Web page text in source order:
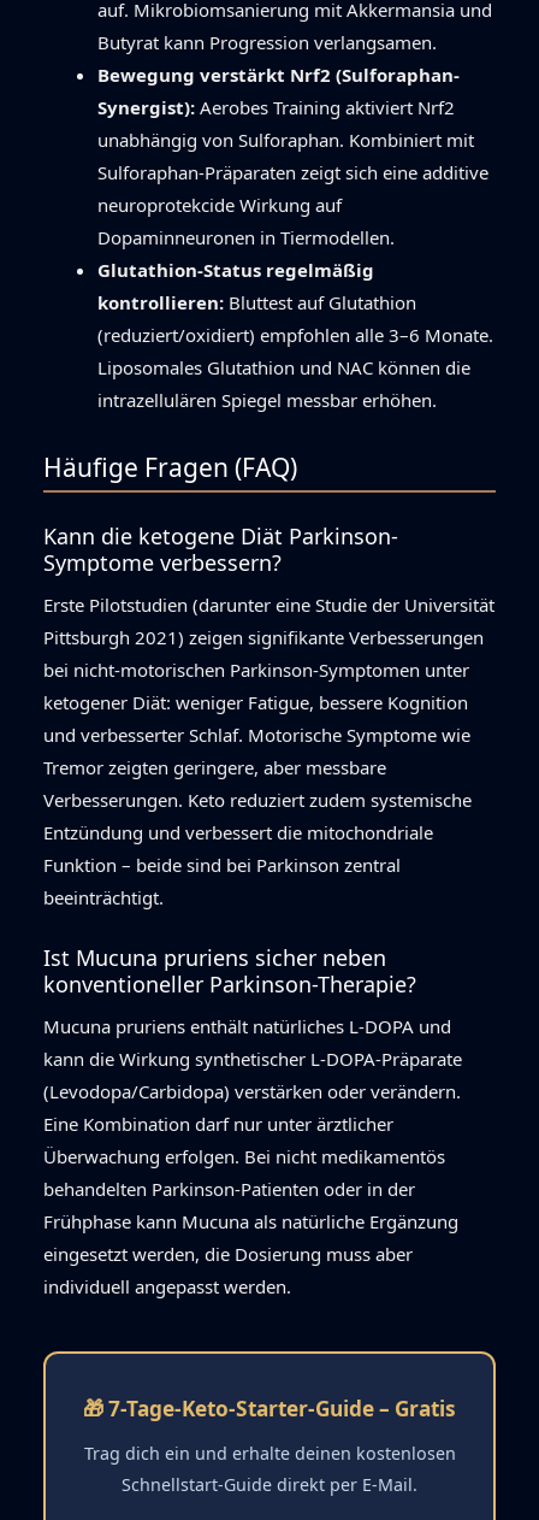
auf. Mikrobiomsanierung mit Akkermansia und
Butyrat kann Progression verlangsamen.
Bewegung verstärkt Nrf2 (Sulforaphan-
Synergist): Aerobes Training aktiviert Nrf2
unabhängig von Sulforaphan. Kombiniert mit
Sulforaphan-Präparaten zeigt sich eine additive
neuroprotekcide Wirkung auf
Dopaminneuronen in Tiermodellen.
Glutathion-Status regelmäßig
kontrollieren: Bluttest auf Glutathion
(reduziert/oxidiert) empfohlen alle 3–6 Monate.
Liposomales Glutathion und NAC können die
intrazellulären Spiegel messbar erhöhen.
Häufige Fragen (FAQ)
Kann die ketogene Diät Parkinson-
Symptome verbessern?
Erste Pilotstudien (darunter eine Studie der Universität
Pittsburgh 2021) zeigen signifikante Verbesserungen
bei nicht-motorischen Parkinson-Symptomen unter
ketogener Diät: weniger Fatigue, bessere Kognition
und verbesserter Schlaf. Motorische Symptome wie
Tremor zeigten geringere, aber messbare
Verbesserungen. Keto reduziert zudem systemische
Entzündung und verbessert die mitochondriale
Funktion – beide sind bei Parkinson zentral
beeinträchtigt.
Ist Mucuna pruriens sicher neben
konventioneller Parkinson-Therapie?
Mucuna pruriens enthält natürliches L-DOPA und
kann die Wirkung synthetischer L-DOPA-Präparate
(Levodopa/Carbidopa) verstärken oder verändern.
Eine Kombination darf nur unter ärztlicher
Überwachung erfolgen. Bei nicht medikamentös
behandelten Parkinson-Patienten oder in der
Frühphase kann Mucuna als natürliche Ergänzung
eingesetzt werden, die Dosierung muss aber
individuell angepasst werden.
🎁 7-Tage-Keto-Starter-Guide – Gratis
Trag dich ein und erhalte deinen kostenlosen
Schnellstart-Guide direkt per E-Mail.